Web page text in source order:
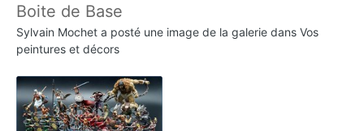
Boite de Base
Sylvain Mochet a posté une image de la galerie dans Vos
peintures et décors